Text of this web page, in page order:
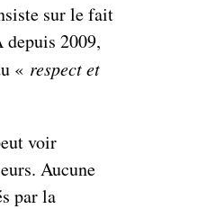
sur le fait
2009,
« respect et
voir
Aucune
par la